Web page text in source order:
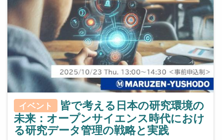
イベント
皆で考える日本の研究環境の
未来：オープンサイエンス時代におけ
る研究データ管理の戦略と実践